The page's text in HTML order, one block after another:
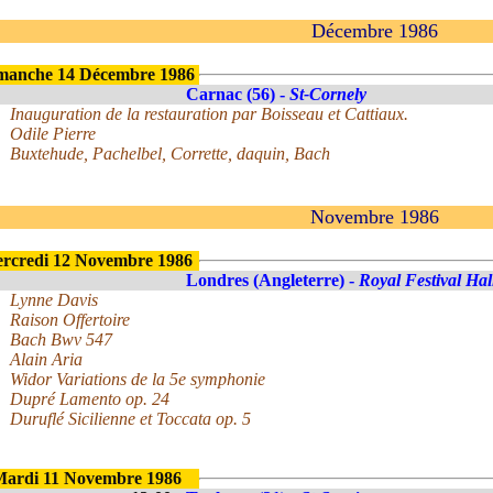
Décembre 1986
14 Décembre 1986
Carnac (56) - St-Cornely
Inauguration de la restauration par Boisseau et Cattiaux.
Odile Pierre
Buxtehude, Pachelbel, Corrette, daquin, Bach
Novembre 1986
12 Novembre 1986
Londres (Angleterre) - Royal Festival
Lynne Davis
Raison Offertoire
Bach Bwv 547
Alain Aria
Widor Variations de la 5e symphonie
Dupré Lamento op. 24
Duruflé Sicilienne et Toccata op. 5
11 Novembre 1986